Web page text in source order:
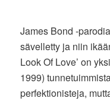
James Bond -
sävelletty ja niin
Look Of Love’ on yksi
1999)
perfektionisteja,